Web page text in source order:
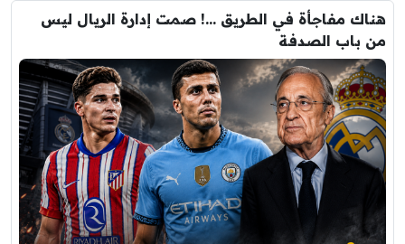
هناك مفاجأة في الطريق …! صمت إدارة الريال ليس
من باب الصدفة